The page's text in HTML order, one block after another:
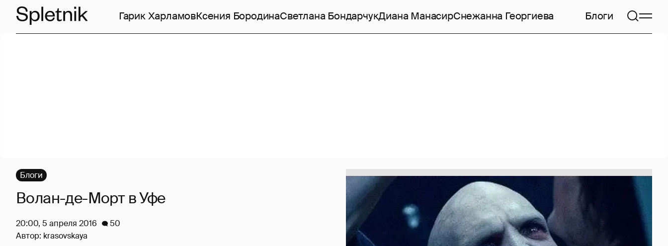
Гарик ХарламовКсения БородинаСветлана БондарчукДиана МанасирСнежанна Георгиева Блоги
Блоги
Волан-де-Морт в Уфе
20:00, 5 апреля 2016
50
Автор: krasovskaya